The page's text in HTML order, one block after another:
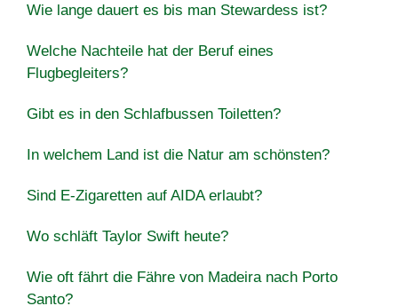
Wie lange dauert es bis man Stewardess ist?
Welche Nachteile hat der Beruf eines
Flugbegleiters?
Gibt es in den Schlafbussen Toiletten?
In welchem Land ist die Natur am schönsten?
Sind E-Zigaretten auf AIDA erlaubt?
Wo schläft Taylor Swift heute?
Wie oft fährt die Fähre von Madeira nach Porto
Santo?